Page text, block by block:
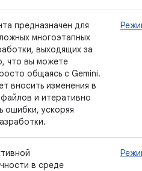
предназначен для
многоэтапных
выходящих за
что вы можете
общаясь с Gemini.
вносить изменения в
и итеративно
ошибки, ускоряя
в среде